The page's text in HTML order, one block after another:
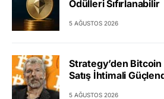
Ödülleri Sıfırlanabilir
5 AĞUSTOS 2026
Strategy’den
Satış İhtimali
5 AĞUSTOS 2026